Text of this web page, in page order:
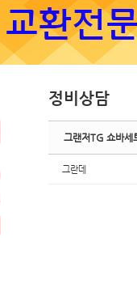
정비상담
그랜저TG 쇼바세
그란데